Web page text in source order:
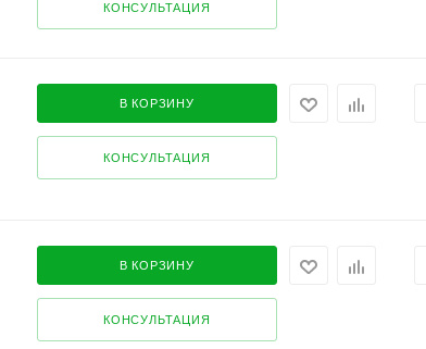
КОНСУЛЬТАЦИЯ
В КОРЗИНУ
КОНСУЛЬТАЦИЯ
В КОРЗИНУ
КОНСУЛЬТАЦИЯ